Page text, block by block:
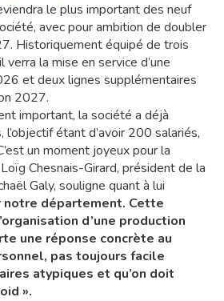
le plus important des neuf
avec pour ambition de doubler
Historiquement équipé de trois
la mise en service d’une
et deux lignes supplémentaires
2027.
important, la société a déjà
étant d’avoir 200 salariés,
un moment joyeux pour la
Chesnais-Girard, président de la
Galy, souligne quant à lui
notre département. Cette
d’une production
une réponse concrète au
pas toujours facile
atypiques et qu’on doit
».